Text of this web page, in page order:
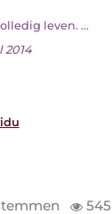
leven. ...
2014
545